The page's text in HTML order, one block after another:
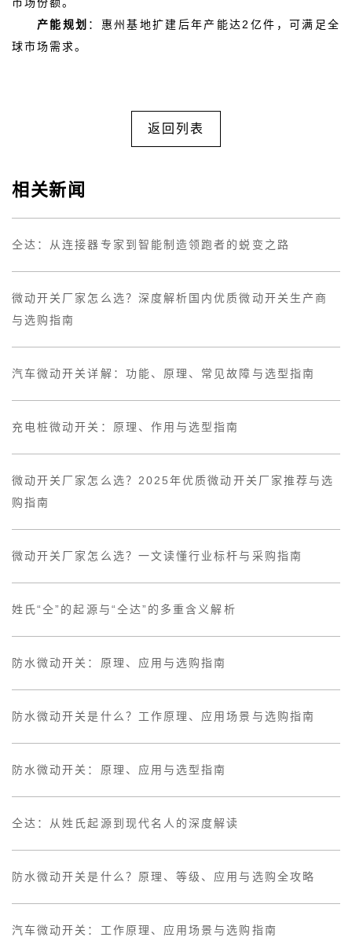
产能规划 ：惠州基地扩建后年产能达2亿件，可满足全
球市场需求。
返回列表
相关新闻
仝达：从连接器专家到智能制造领跑者的蜕变之路
微动开关厂家怎么选？深度解析国内优质微动开关生产商
与选购指南
汽车微动开关详解：功能、原理、常见故障与选型指南
充电桩微动开关：原理、作用与选型指南
微动开关厂家怎么选？2025年优质微动开关厂家推荐与选
购指南
微动开关厂家怎么选？一文读懂行业标杆与采购指南
姓氏“仝”的起源与“仝达”的多重含义解析
防水微动开关：原理、应用与选购指南
防水微动开关是什么？工作原理、应用场景与选购指南
防水微动开关：原理、应用与选型指南
仝达：从姓氏起源到现代名人的深度解读
防水微动开关是什么？原理、等级、应用与选购全攻略
汽车微动开关：工作原理、应用场景与选购指南